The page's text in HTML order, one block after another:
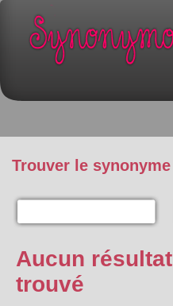
Trouver le
Aucun
trouvé